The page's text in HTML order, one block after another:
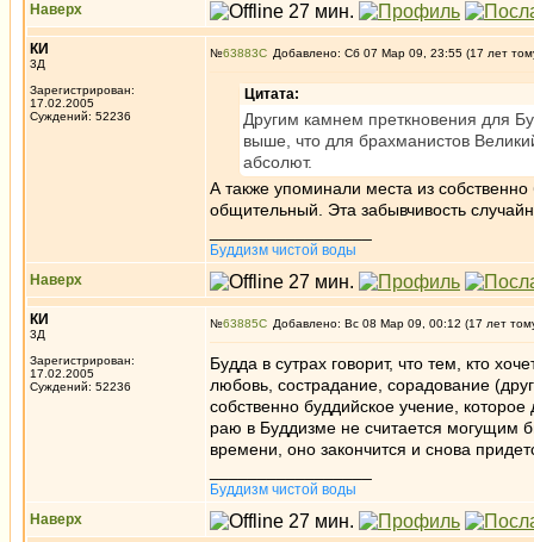
Наверх
КИ
3Д
Зарегистрирован:
17.02.2005
Суждений: 52236
№63883 Добавлено: Сб 07 Мар 09, 23:55 (17 лет
Цитата:
Другим камнем преткновения для
выше, что для брахманистов
абсолют.
А также упоминали места из
общительный. Эта забывчивость
Буддизм чистой воды
Наверх
КИ
3Д
Зарегистрирован:
17.02.2005
Суждений: 52236
№63885 Добавлено: Вс 08 Мар 09, 00:12 (17 лет
Будда в сутрах говорит, что тем, кто
любовь, сострадание, сорадование
собственно буддийское учение,
раю в Буддизме не считается могущим
времени, оно закончится и снова
Буддизм чистой воды
Наверх